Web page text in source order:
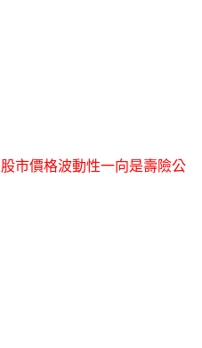
市價格波動性一向是壽險公